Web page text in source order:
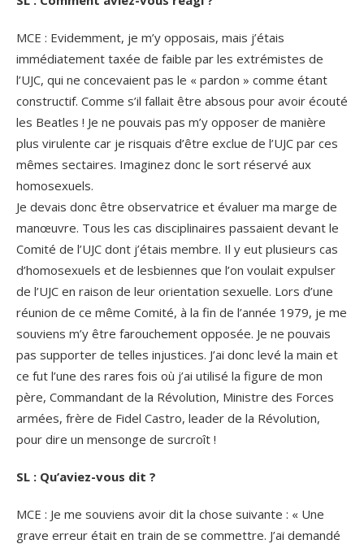
MCE : Evidemment, je m’y opposais, mais j’étais
immédiatement taxée de faible par les extrémistes de
l’UJC, qui ne concevaient pas le « pardon » comme étant
constructif. Comme s’il fallait être absous pour avoir écouté
les Beatles ! Je ne pouvais pas m’y opposer de manière
plus virulente car je risquais d’être exclue de l’UJC par ces
mêmes sectaires. Imaginez donc le sort réservé aux
homosexuels.
Je devais donc être observatrice et évaluer ma marge de
manœuvre. Tous les cas disciplinaires passaient devant le
Comité de l’UJC dont j’étais membre. Il y eut plusieurs cas
d’homosexuels et de lesbiennes que l’on voulait expulser
de l’UJC en raison de leur orientation sexuelle. Lors d’une
réunion de ce même Comité, à la fin de l’année 1979, je me
souviens m’y être farouchement opposée. Je ne pouvais
pas supporter de telles injustices. J’ai donc levé la main et
ce fut l’une des rares fois où j’ai utilisé la figure de mon
père, Commandant de la Révolution, Ministre des Forces
armées, frère de Fidel Castro, leader de la Révolution,
pour dire un mensonge de surcroît !
SL : Qu’aviez-vous dit ?
MCE : Je me souviens avoir dit la chose suivante : « Une
grave erreur était en train de se commettre. J’ai demandé